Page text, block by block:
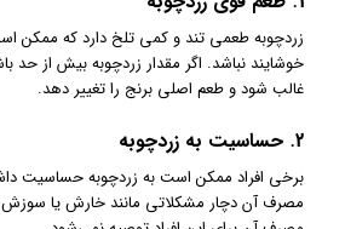
زردچوبه طعمی تند و کمی تلخ دارد که ممکن
خوشایند نباشد. اگر مقدار زردچوبه بیش از حد
غالب شود و طعم اصلی برنج را تغییر دهد.
2. حساسیت به زردچوبه
برخی افراد ممکن است به زردچوبه حساسیت
مصرف آن دچار مشکلاتی مانند خارش یا سوزش